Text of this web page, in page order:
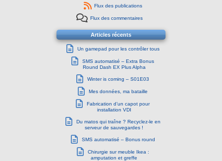
Flux des publications
Flux des commentaires
Articles récents
Un gamepad pour les contrôler tous
SMS automatisé – Extra Bonus
Round Dash EX Plus Alpha
Winter is coming – S01E03
Mes données, ma bataille
Fabrication d’un capot pour
installation VDI
Du matos qui traîne ? Recyclez-le en
serveur de sauvegardes !
SMS automatisé – Bonus round
Chirurgie sur meuble Ikea :
amputation et greffe